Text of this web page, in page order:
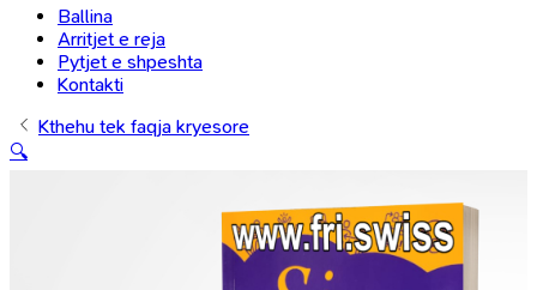
Ballina
Arritjet e reja
Pytjet e shpeshta
Kontakti
Kthehu tek faqja kryesore
🔍